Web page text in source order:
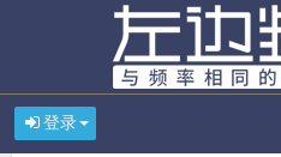
登录